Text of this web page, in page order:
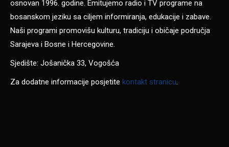
osnovan 1996. godine. Emitujemo radio i TV programe na
bosanskom jeziku sa ciljem informiranja, edukacije i zabave.
Naši programi promovišu kulturu, tradiciju i običaje područja
Sarajeva i Bosne i Hercegovine.
Sjedište: Jošanička 33, Vogošća
Za dodatne informacije posjetite kontakt stranicu.